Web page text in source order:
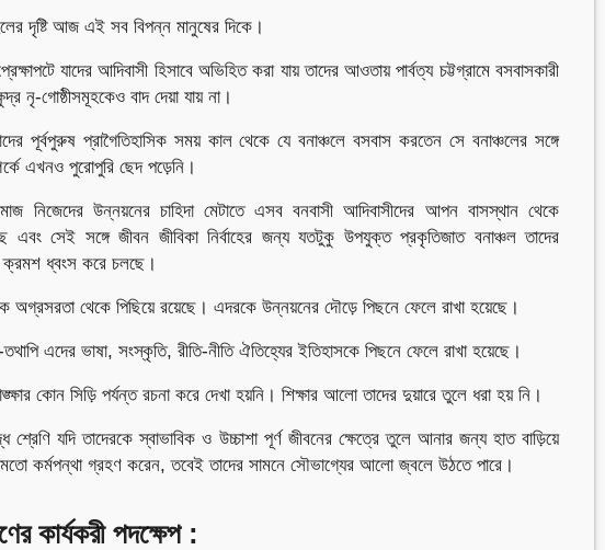
দৃষ্টি আজ এই সব বিপন্ন মানুষের দিকে।
যাদের আদিবাসী হিসাবে অভিহিত করা যায় তাদের আওতায় পার্বত্য চট্টগ্রামে বসবাসকারী
নৃ-গোষ্ঠীসমূহকেও বাদ দেয়া যায় না।
পূর্বপুরুষ প্রাগৈতিহাসিক সময় কাল থেকে যে বনাঞ্চলে বসবাস করতেন সে বনাঞ্চলের সঙ্গে
এখনও পুরোপুরি ছেদ পড়েনি।
নিজেদের উন্নয়নের চাহিদা মেটাতে এসব বনবাসী আদিবাসীদের আপন বাসস্থান থেকে
এবং সেই সঙ্গে জীবন জীবিকা নির্বাহের জন্য যতটুকু উপযুক্ত প্রকৃতিজাত বনাঞ্চল তাদের
ধ্বংস করে চলছে।
অগ্রসরতা থেকে পিছিয়ে রয়েছে। এদরকে উন্নয়নের দৌড়ে পিছনে ফেলে রাখা হয়েছে।
এদের ভাষা, সংস্কৃতি, রীতি-নীতি ঐতিহ্যের ইতিহাসকে পিছনে ফেলে রাখা হয়েছে।
কোন সিড়ি পর্যন্ত রচনা করে দেখা হয়নি। শিক্ষার আলো তাদের দুয়ারে তুলে ধরা হয় নি।
শ্রেণি যদি তাদেরকে স্বাভাবিক ও উচ্চাশা পূর্ণ জীবনের ক্ষেত্রে তুলে আনার জন্য হাত বাড়িয়ে
কর্মপন্থা গ্রহণ করেন, তবেই তাদের সামনে সৌভাগ্যের আলো জ্বলে উঠতে পারে।
কার্যকরী পদক্ষেপ :